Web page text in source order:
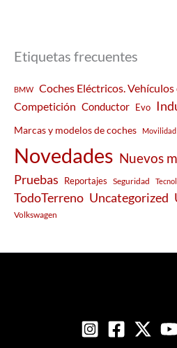
Etiquetas frecuentes
BMW
Coches Eléctricos.
Competición Conductor Evo
Marcas y modelos de coches Movilidad
Novedades Nuevos
Pruebas Reportajes Seguridad
TodoTerreno Uncategorized
Volkswagen